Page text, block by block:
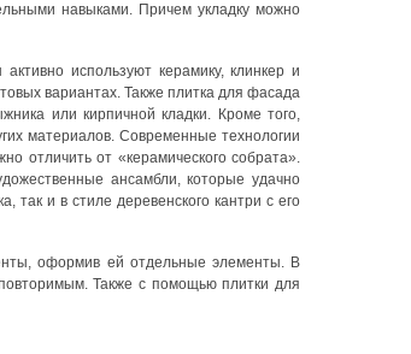
навыками. Причем укладку можно
используют керамику, клинкер и
вариантах. Также плитка для фасада
или кирпичной кладки. Кроме того,
материалов. Современные технологии
отличить от «керамического собрата».
ансамбли, которые удачно
так и в стиле деревенского кантри с его
оформив ей отдельные элементы. В
Также с помощью плитки для